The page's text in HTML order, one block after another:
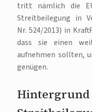
tritt nämlich die
Streitbeilegung in
Nr. 524/2013) in
dass sie einen
aufnehmen sollten,
genügen.